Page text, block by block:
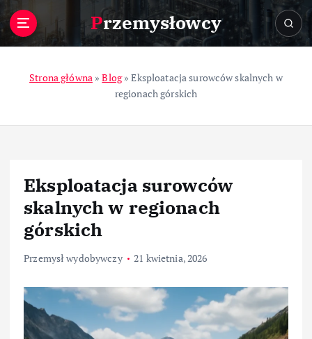
Przemysłowcy
Strona główna»Blog»Eksploatacja surowców skalnych w
regionach górskich
Eksploatacja surowców
skalnych w regionach
górskich
Przemysł wydobywczy 21 kwietnia, 2026